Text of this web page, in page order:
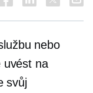
nebo
uvést na
svůj